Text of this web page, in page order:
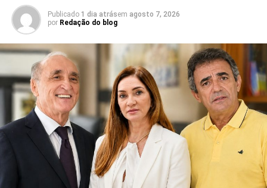
Publicado 1 dia atrásem agosto 7, 2026
por Redação do blog